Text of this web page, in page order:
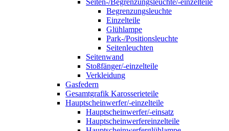
Seiten-/Begrenzungsleuchte/-einzelteile
Begrenzungsleuchte
Einzelteile
Glühlampe
Park-/Positionsleuchte
Seitenleuchten
Seitenwand
Stoßfänger/-einzelteile
Verkleidung
Gasfedern
Gesamtgrafik Karosserieteile
Hauptscheinwerfer/-einzelteile
Hauptscheinwerfer/-einsatz
Hauptscheinwerfereinzelteile